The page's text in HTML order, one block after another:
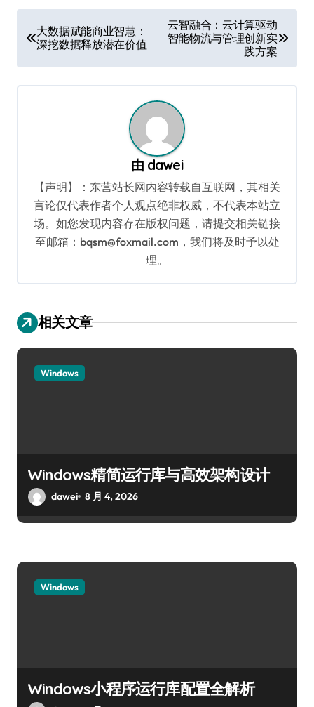
章
导
航
大数据赋能商业智慧：
深挖数据释放潜在价值
云智融合：云计算驱动
智能物流与管理创新实
践方案
由 dawei
【声明】：东营站长网内容转载自互联网，其相关
言论仅代表作者个人观点绝非权威，不代表本站立
场。如您发现内容存在版权问题，请提交相关链接
至邮箱：bqsm@foxmail.com，我们将及时予以处
理。
相关文章
Windows
Windows精简运行库与高效架构设计
dawei 8 月 4, 2026
Windows
Windows小程序运行库配置全解析